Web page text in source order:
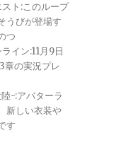
スト:このループ
うびが登場す
つ
イン:11月9日
章の実況プレ
-:アバターラ
新しい衣装や
す